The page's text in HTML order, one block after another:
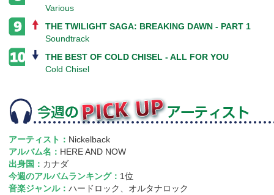
Various
THE TWILIGHT SAGA: BREAKING DAWN - PART 1
Soundtrack
THE BEST OF COLD CHISEL - ALL FOR YOU
Cold Chisel
アーティスト： Nickelback
アルバム名： HERE AND NOW
出身国： カナダ
今週のアルバムランキング： 1位
音楽ジャンル： ハードロック、オルタナロック